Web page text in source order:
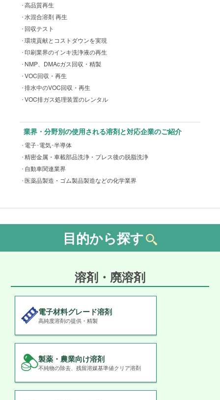
高品質再生
水混合溶剤 再生
回収テスト
環境貢献とコストダウンを実現
印刷業界のインキ洗浄液の再生
NMP、DMAcガス回収・精製
VOC回収・再生
排水中のVOC回収・再生
VOC排ガス処理装置のレンタル
業界・分野別の使用される溶剤と対応企業のご紹介
電子･電気･半導体
精密金属・車載部品洗浄・プレス後の脱脂洗浄
自動車関連業界
医薬品製造・ゴム製品製造などの化学業界
目的から探す
溶剤・廃溶剤
電子材料グレード溶剤
高純度溶剤の提供・精製
製薬・農業向け溶剤
不純物の除去、残留溶媒基準値クリア溶剤